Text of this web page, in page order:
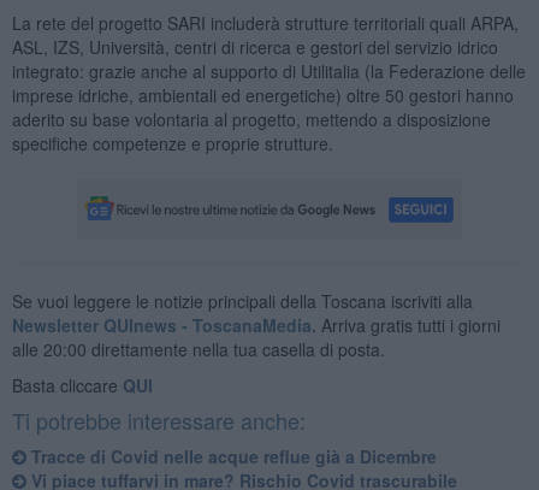
La rete del progetto SARI includerà strutture territoriali quali ARPA,
ASL, IZS, Università, centri di ricerca e gestori del servizio idrico
integrato: grazie anche al supporto di Utilitalia (la Federazione delle
imprese idriche, ambientali ed energetiche) oltre 50 gestori hanno
aderito su base volontaria al progetto, mettendo a disposizione
specifiche competenze e proprie strutture.
Se vuoi leggere le notizie principali della Toscana iscriviti alla
Newsletter QUInews - ToscanaMedia. Arriva gratis tutti i giorni
alle 20:00 direttamente nella tua casella di posta.
Basta cliccare QUI
Ti potrebbe interessare anche:
Tracce di Covid nelle acque reflue già a Dicembre
Vi piace tuffarvi in mare? Rischio Covid trascurabile